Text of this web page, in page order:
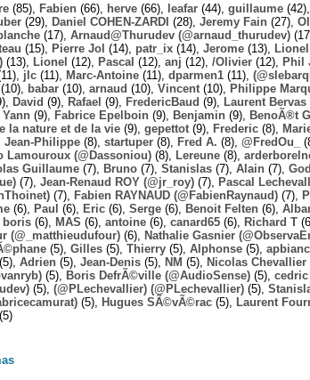
(85), Fabien (66), herve (66), leafar (44), guillaume (42),
(29), Daniel COHEN-ZARDI (28), Jeremy Fain (27),
(17), Arnaud@Thurudev (@arnaud_thurudev)
(15), Pierre Jol (14), patr_ix (14), Jerome (13),
(13), Lionel (12), Pascal (12), anj (12), /Olivier (12), Phil
jlc (11), Marc-Antoine (11), dparmen1 (11),
(10), babar (10), arnaud (10), Vincent (10), Philippe
David (9), Rafael (9), FredericBaud (9), Laurent Bervas
Yann (9), Fabrice Epelboin (9), Benjamin (9), BenoÃ®t
la nature et de la vie (9), gepettot (9), Frederic (8),
Jean-Philippe (8), startuper (8), Fred A. (8), @FredOu_
Lamouroux (@Dassoniou) (8), Lereune (8),
Guillaume (7), Bruno (7), Stanislas (7), Alain (7),
(7), Jean-Renaud ROY (@jr_roy) (7), Pascal
(7), Fabien RAYNAUD (@FabienRaynaud) (7),
(6), Paul (6), Eric (6), Serge (6), Benoit Felten (6),
boris (6), MAS (6), antoine (6), canard65 (6), Richard T
(@_matthieudufour) (6), Nathalie Gasnier
(5), Gilles (5), Thierry (5), Alphonse (5),
(5), Adrien (5), Jean-Denis (5), NM (5), Nicolas Chevallier
(5), Boris DefrÃ©ville (@AudioSense) (5), cedric
(5), (@PLechevallier) (@PLechevallier) (5),
(5), Hugues SÃ©vÃ©rac (5), Laurent
(5)